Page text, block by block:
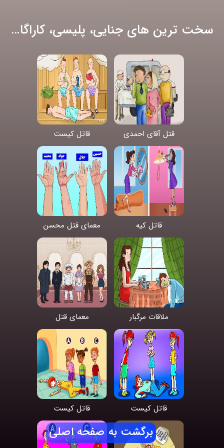
سخت ترین های جنایی، پلیسی، کاراگاهی
قتل آقای احمدی قاتل کیست
قاتل کیه معمای قتل محسن
ملاقات مرگبار معمای قتل
قاتل کیست قاتل کیست
برگشت به صفحه اصلی